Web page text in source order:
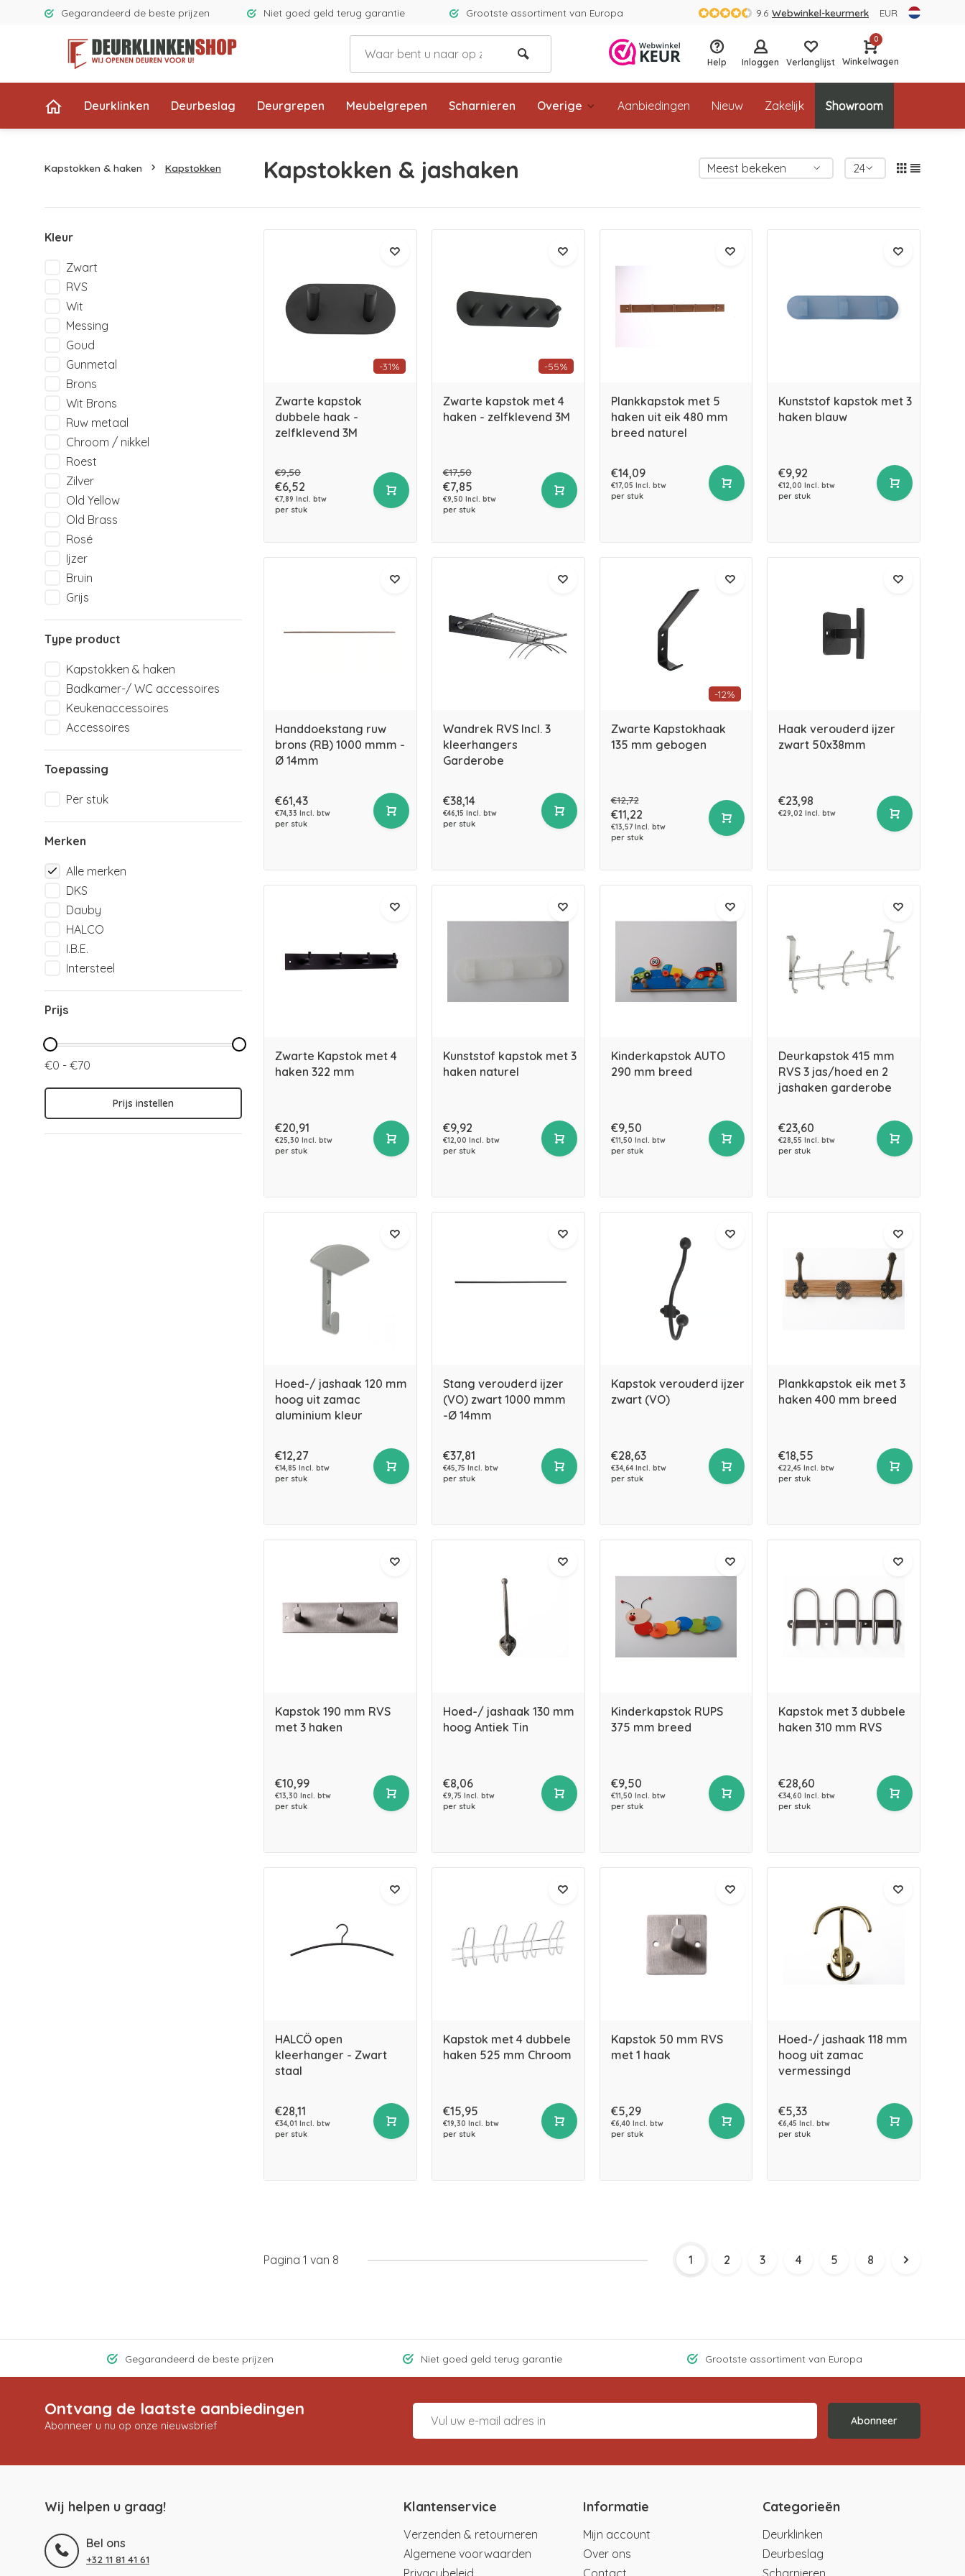
Gegarandeerd de beste prijzen Niet goed geld terug garantie Grootste assortiment van Europa 9.6 Webwinkel-keurmerk EUR
Help Inloggen Verlanglijst
0
Winkelwagen
Deurklinken Deurbeslag Deurgrepen Meubelgrepen Scharnieren Overige Aanbiedingen Nieuw Zakelijk Showroom
Kapstokken & haken Kapstokken Kapstokken & jashaken
Kleur
Zwart
RVS
Wit
Messing
Goud
Gunmetal
Brons
Wit Brons
Ruw metaal
Chroom / nikkel
Roest
Zilver
Old Yellow
Old Brass
Rosé
Ijzer
Bruin
Grijs
Type product
Kapstokken & haken
Badkamer-/ WC accessoires
Keukenaccessoires
Accessoires
Toepassing
Per stuk
Merken
Alle merken
DKS
Dauby
HALCO
I.B.E.
Intersteel
Prijs
€0 - €70
Prijs instellen
-31%
Zwarte kapstok
dubbele haak -
zelfklevend 3M
€9,50
€6,52
€7,89 Incl. btw
per stuk
-55%
Zwarte kapstok met 4
haken - zelfklevend 3M
€17,50
€7,85
€9,50 Incl. btw
per stuk
Plankkapstok met 5
haken uit eik 480 mm
breed naturel
€14,09
€17,05 Incl. btw
per stuk
Kunststof kapstok met 3
haken blauw
€9,92
€12,00 Incl. btw
per stuk
Handdoekstang ruw
brons (RB) 1000 mmm -
Ø 14mm
€61,43
€74,33 Incl. btw
per stuk
Wandrek RVS Incl. 3
kleerhangers
Garderobe
€38,14
€46,15 Incl. btw
per stuk
-12%
Zwarte Kapstokhaak
135 mm gebogen
€12,72
€11,22
€13,57 Incl. btw
per stuk
Haak verouderd ijzer
zwart 50x38mm
€23,98
€29,02 Incl. btw
Zwarte Kapstok met 4
haken 322 mm
€20,91
€25,30 Incl. btw
per stuk
Kunststof kapstok met 3
haken naturel
€9,92
€12,00 Incl. btw
per stuk
Kinderkapstok AUTO
290 mm breed
€9,50
€11,50 Incl. btw
per stuk
Deurkapstok 415 mm
RVS 3 jas/hoed en 2
jashaken garderobe
€23,60
€28,55 Incl. btw
per stuk
Hoed-/ jashaak 120 mm
hoog uit zamac
aluminium kleur
€12,27
€14,85 Incl. btw
per stuk
Stang verouderd ijzer
(VO) zwart 1000 mmm
-Ø 14mm
€37,81
€45,75 Incl. btw
per stuk
Kapstok verouderd ijzer
zwart (VO)
€28,63
€34,64 Incl. btw
per stuk
Plankkapstok eik met 3
haken 400 mm breed
€18,55
€22,45 Incl. btw
per stuk
Kapstok 190 mm RVS
met 3 haken
€10,99
€13,30 Incl. btw
per stuk
Hoed-/ jashaak 130 mm
hoog Antiek Tin
€8,06
€9,75 Incl. btw
per stuk
Kinderkapstok RUPS
375 mm breed
€9,50
€11,50 Incl. btw
per stuk
Kapstok met 3 dubbele
haken 310 mm RVS
€28,60
€34,60 Incl. btw
per stuk
HALCÖ open
kleerhanger - Zwart
staal
€28,11
€34,01 Incl. btw
per stuk
Kapstok met 4 dubbele
haken 525 mm Chroom
€15,95
€19,30 Incl. btw
per stuk
Kapstok 50 mm RVS
met 1 haak
€5,29
€6,40 Incl. btw
per stuk
Hoed-/ jashaak 118 mm
hoog uit zamac
vermessingd
€5,33
€6,45 Incl. btw
per stuk
Pagina 1 van 8 1 2 3 4 5 8
Gegarandeerd de beste prijzen Niet goed geld terug garantie Grootste assortiment van Europa
Ontvang de laatste aanbiedingen
Abonneer u nu op onze nieuwsbrief Abonneer
Wij helpen u graag!
Bel ons
+32 11 81 41 61
Klantenservice
Verzenden & retourneren
Algemene voorwaarden
Privacybeleid
Informatie
Mijn account
Over ons
Contact
Categorieën
Deurklinken
Deurbeslag
Scharnieren